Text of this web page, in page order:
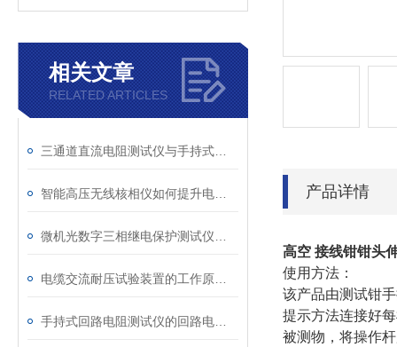
相关文章
RELATED ARTICLES
产品详情
高空 接线钳钳头
使用方法：
该产品由测试钳
提示方法连接好
被测物，将操作